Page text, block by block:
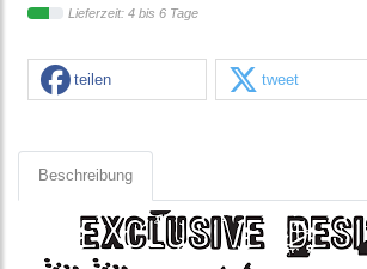
Lieferzeit: 4 bis 6 Tage
teilen tweet
Beschreibung